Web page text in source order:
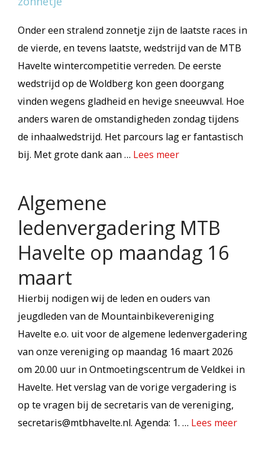
Onder een stralend zonnetje zijn de laatste races in
de vierde, en tevens laatste, wedstrijd van de MTB
Havelte wintercompetitie verreden. De eerste
wedstrijd op de Woldberg kon geen doorgang
vinden wegens gladheid en hevige sneeuwval. Hoe
anders waren de omstandigheden zondag tijdens
de inhaalwedstrijd. Het parcours lag er fantastisch
bij. Met grote dank aan … Lees meer
Algemene
ledenvergadering MTB
Havelte op maandag 16
maart
Hierbij nodigen wij de leden en ouders van
jeugdleden van de Mountainbikevereniging
Havelte e.o. uit voor de algemene ledenvergadering
van onze vereniging op maandag 16 maart 2026
om 20.00 uur in Ontmoetingscentrum de Veldkei in
Havelte. Het verslag van de vorige vergadering is
op te vragen bij de secretaris van de vereniging,
secretaris@mtbhavelte.nl. Agenda: 1. … Lees meer